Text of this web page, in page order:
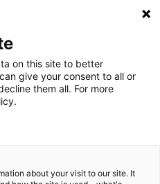
on this site to better
give your consent to all or
them all. For more
about your visit to our site. It